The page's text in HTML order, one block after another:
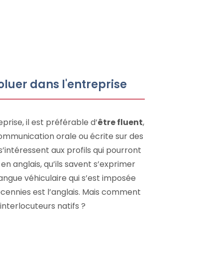
dans l'entreprise
il est préférable d’être fluent,
orale ou écrite sur des
aux profils qui pourront
anglais, qu’ils savent s’exprimer
véhiculaire qui s’est imposée
est l’anglais. Mais comment
natifs ?